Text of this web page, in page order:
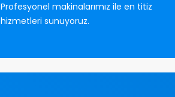
Profesyonel makinalarımız ile en titiz
hizmetleri sunuyoruz.